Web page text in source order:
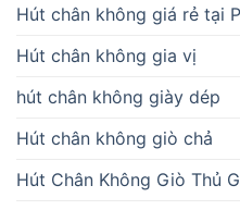
Hút chân không giá rẻ tại
Hút chân không gia vị
hút chân không giày dép
Hút chân không giò chả
Hút Chân Không Giò Thủ